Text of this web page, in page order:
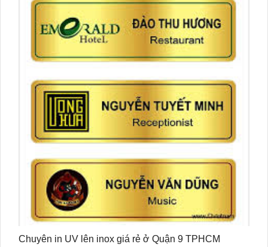
Chuyên in UV lên inox giá rẻ ở Quận 9 TPHCM